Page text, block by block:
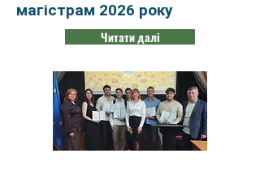
магістрам 2026 року
Читати далі